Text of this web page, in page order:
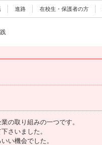
進路 在校生・保護者の方
の取り組みの一つです。
さいました。
い機会でした。